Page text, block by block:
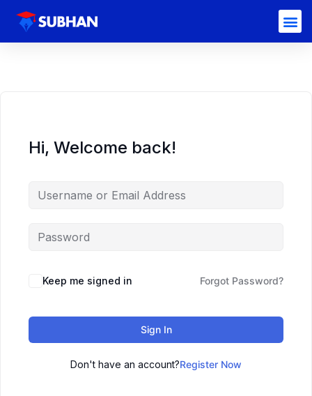
Hi, Welcome back!
Keep me signed in Forgot Password?
Sign In
Don't have an account?Register Now